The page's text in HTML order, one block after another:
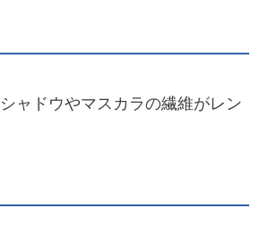
ャドウやマスカラの繊維がレン